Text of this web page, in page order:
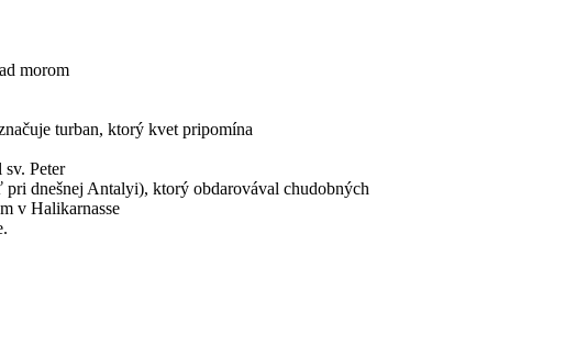
morom
turban, ktorý kvet pripomína
Peter
dnešnej Antalyi), ktorý obdarovával chudobných
v Halikarnasse